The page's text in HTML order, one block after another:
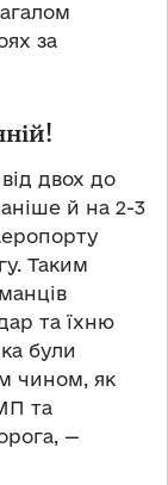
за
двох до
й на 2-3
Таким
та їхню
були
чином, як
та
—